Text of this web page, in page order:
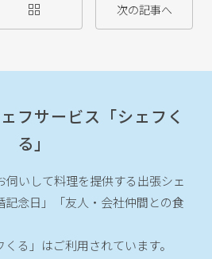
次の記事へ
フサービス「シェフく
る」
伺いして料理を提供する出張シェ
記念日」「友人・会社仲間との食
る」はご利用されています。